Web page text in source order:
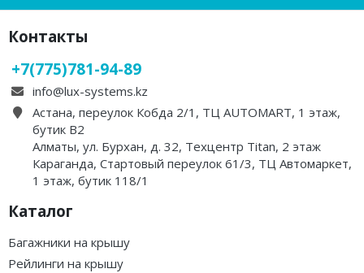
Контакты
+7(775)781-94-89
info@lux-systems.kz
Астана, переулок Кобда 2/1, ТЦ AUTOMART, 1 этаж,
бутик B2
Алматы, ул. Бурхан, д. 32, Техцентр Titan, 2 этаж
Караганда, Стартовый переулок 61/3, ТЦ Автомаркет,
1 этаж, бутик 118/1
Каталог
Багажники на крышу
Рейлинги на крышу